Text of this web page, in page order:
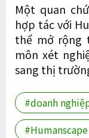
Một quan
hợp tác với
thể mở rộng
môn xét
sang thị
#doanh